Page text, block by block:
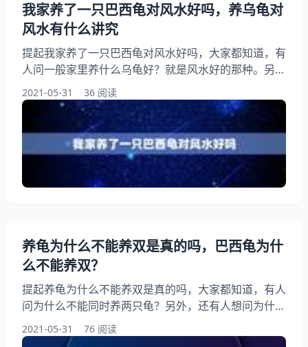
我家养了一只巴西龟对风水好吗，养乌龟对
风水有什么讲究
提起我家养了一只巴西龟对风水好吗，大家都知道，有
人问一般家里养什么乌龟好？就是风水好的那种。另
外，还有人想问从风水学上讲，家里养乌龟好吗？你知
道这是怎么回事？其实巴西龟在家养的风水，下面就一
起来看看养乌龟对风水有什么讲究，希望能够帮助到大
家！ 我家养了一只巴西龟对风水好吗 养在鱼缸内的
龟，如巴西龟养在特定的位置，最好摆在要火的方位，
或需要阳性的地方如大门附近。火的方位可根据家族成
员去厘定
2021-05-31 36 阅读
养龟为什么不能养双是真的吗，巴西龟为什
么不能养双？
提起养龟为什么不能养双是真的吗，大家都知道，有人
问为什么不能同时养两只龟？另外，还有人想问为什么
一个家里不能养2只乌龟？你知道这是怎么回事？其实
养龟为什么不能养双为什么养龟双数是大忌-360星座
2021-05-31 76 阅读